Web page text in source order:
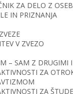
ZA DELO Z
IN PRIZNANJA
V ZVEZO
– SAM Z DRUGIMI
ZA
ZA